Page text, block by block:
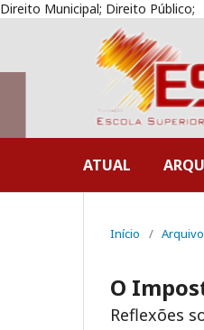
Direito Municipal; Direito Público;
ATUAL
Início /
O
Reflexões